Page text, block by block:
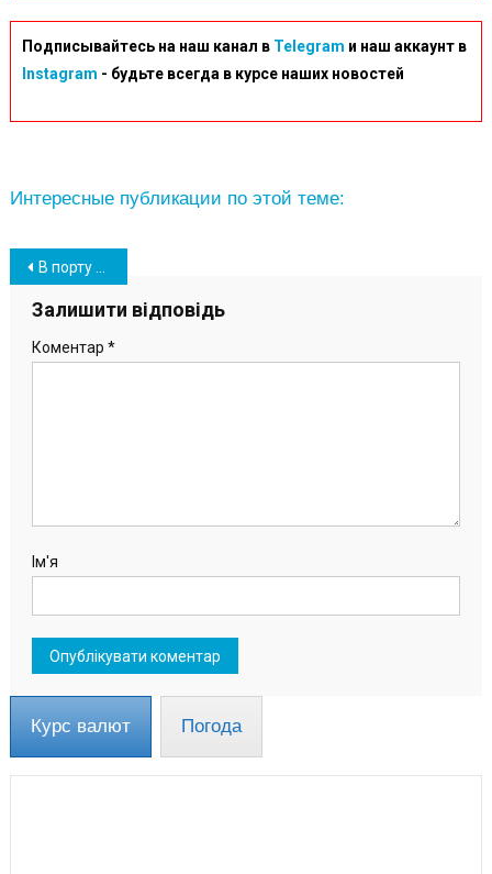
Подписывайтесь на наш канал в Telegram и наш аккаунт в
Instagram - будьте всегда в курсе наших новостей
Интересные публикации по этой теме:
Навігація
записів
В порту “Южный” провели дезинфекцию рабочих помещений
Залишити відповідь
Коментар *
Ім'я
Курс валют Погода